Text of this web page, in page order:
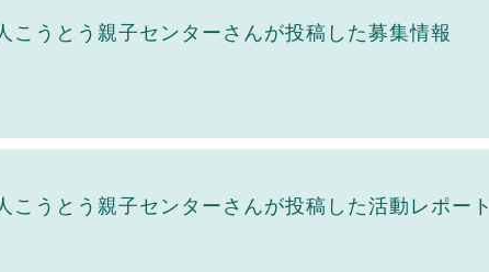
こうとう親子センターさんが投稿した募集情報
こうとう親子センターさんが投稿した活動レポート